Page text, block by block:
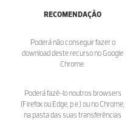
RECOMENDAÇÃO
Poderá não conseguir fazer o
download deste recurso no Google
Chrome.
Poderá fazê-lo noutros browsers
(Firefox ou Edge, p.e.) ou no Chrome,
na pasta das suas transferências